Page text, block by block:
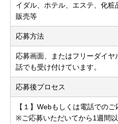
イダル、ホテル、エステ、化粧
販売等
応募方法
応募画面、またはフリーダイ
話でも受け付けています。
応募後プロセス
【１】Webもしくは電話での
※ご応募いただいてから1週間